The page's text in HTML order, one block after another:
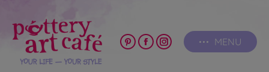
MENU
PinterestFacebook
Instagram